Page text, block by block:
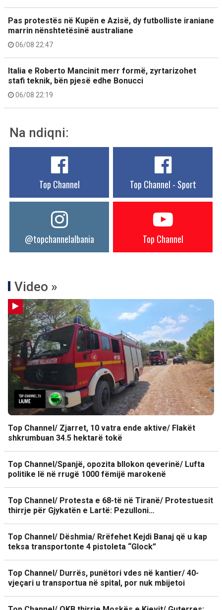
Pas protestës në Kupën e Azisë, dy futbolliste iraniane
marrin nënshtetësinë australiane
06/08 22:47
Italia e Roberto Mancinit merr formë, zyrtarizohet
stafi teknik, bën pjesë edhe Bonucci
06/08 22:19
Na ndiqni:
Top Channel Top Channel - Sport
@topchannelalbania Top Channel
Video »
Top Channel/ Zjarret, 10 vatra ende aktive/ Flakët
shkrumbuan 34.5 hektarë tokë
Top Channel/Spanjë, opozita bllokon qeverinë/ Lufta
politike lë në rrugë 1000 fëmijë marokenë
Top Channel/ Protesta e 68-të në Tiranë/ Protestuesit
thirrje për Gjykatën e Lartë: Pezulloni…
Top Channel/ Dëshmia/ Rrëfehet Kejdi Banaj që u kap
teksa transportonte 4 pistoleta “Glock”
Top Channel/ Durrës, punëtori vdes në kantier/ 40-
vjeçari u transportua në spital, por nuk mbijetoi